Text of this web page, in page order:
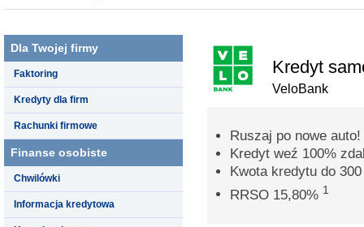
Dla Twojej firmy
Faktoring
Kredyty dla firm
Rachunki firmowe
Finanse osobiste
Chwilówki
Informacja kredytowa
Kredyt
VeloBank
Ruszaj po nowe auto!
Kredyt weź 100%
Kwota kredytu do 300
RRSO 15,80% 1